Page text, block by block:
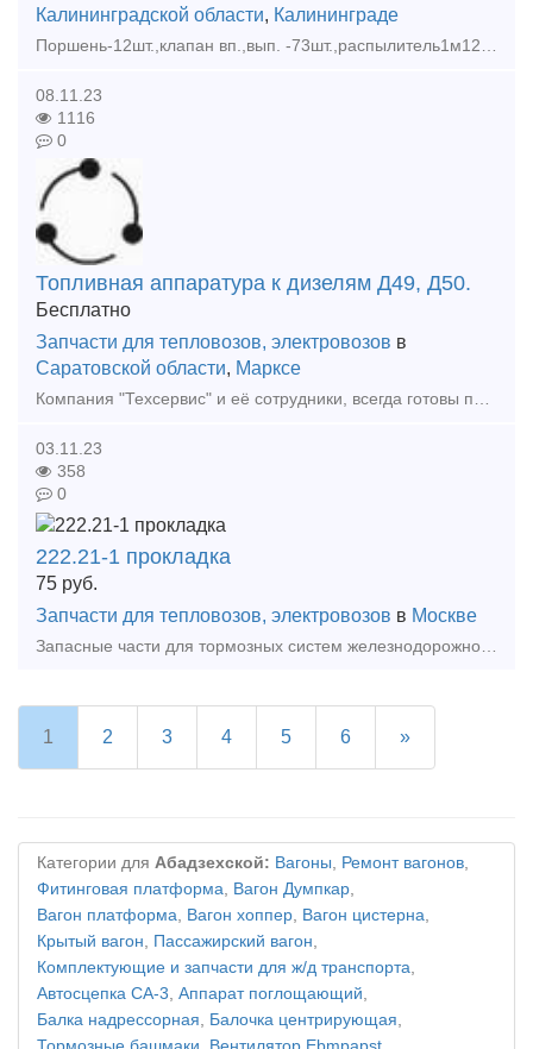
Калининградской области, Калининграде
Поршень-12шт.,клапан вп.,вып. -73шт.,распылитель1м12.14сп -24шт.,п.п.1м12 -4шт. РВКУ-3,3А01 -4шт. Цена всего 30% от стоимости.
08.11.23
1116
0
Топливная аппаратура к дизелям Д49, Д50.
Бесплатно
Запчасти для тепловозов, электровозов в
Саратовской области, Марксе
Компания "Техсервис" и её сотрудники, всегда готовы помочь в сложной ситуации связанной с поиском, и выбором комплектующих, запасных частей, узлов и агрегатов для тягового и подвижного состава (ТПС).
03.11.23
358
0
222.21-1 прокладка
75 руб.
Запчасти для тепловозов, электровозов в Москве
1 2 3 4 5 6 »
Категории для Абадзехской: Вагоны, Ремонт вагонов,
Фитинговая платформа, Вагон Думпкар,
Вагон платформа, Вагон хоппер, Вагон цистерна,
Крытый вагон, Пассажирский вагон,
Комплектующие и запчасти для ж/д транспорта,
Автосцепка СА-3, Аппарат поглощающий,
Балка надрессорная, Балочка центрирующая,